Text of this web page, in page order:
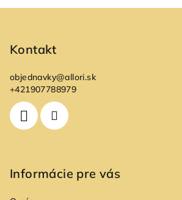
Kontakt
objednavky@allori.sk
+421907788979
Informácie pre vás